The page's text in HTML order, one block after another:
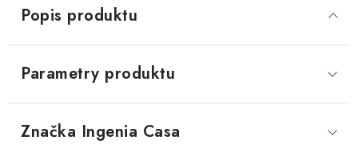
Popis produktu
Parametry produktu
Značka Ingenia Casa